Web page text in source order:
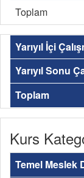
Toplam
Yarıyıl İçi
Yarıyıl Sonu
Toplam
Kurs
Temel Meslek